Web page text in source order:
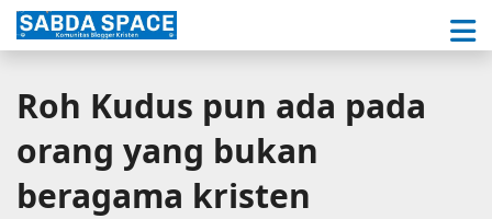
Roh Kudus pun ada pada
orang yang bukan
beragama kristen